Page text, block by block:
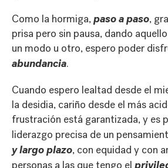
Como la hormiga,paso a paso,
prisa pero sin pausa, dando
un modo u otro, espero poder
abundancia.
Cuando espero lealtad desde el
la desidia, cariño desde el más
frustración está garantizada, y es
liderazgo precisa de un
y largo plazo, con equidad y con
personas a las que tengo el